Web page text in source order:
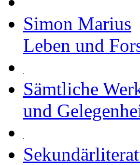
Simon Marius
Leben und
Sämtliche
und